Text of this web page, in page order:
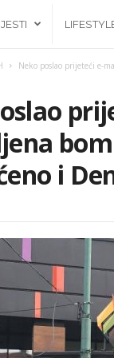
Neko poslao prijeteći e-
i